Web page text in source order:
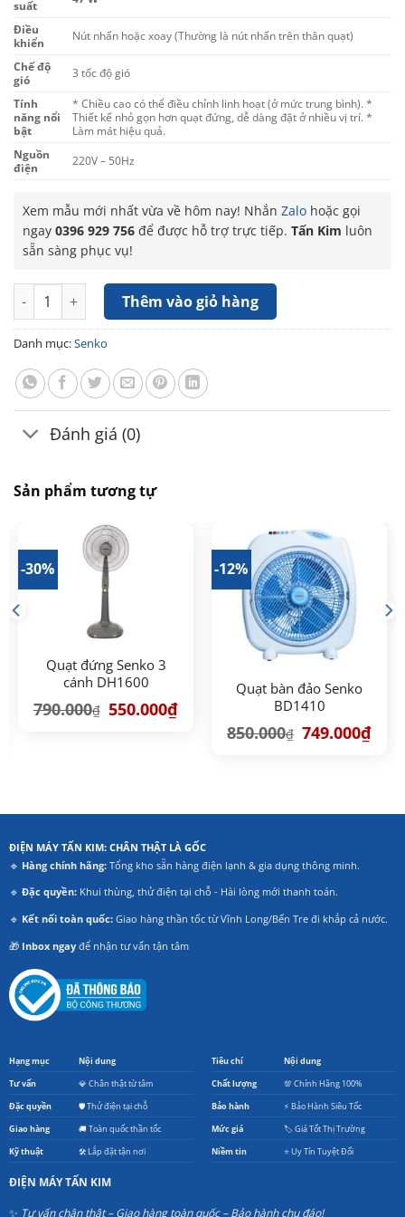
suất
Điều
khiển
Nút nhấn hoặc xoay (Thường là nút nhấn trên thân quạt)
Chế độ
gió
3 tốc độ gió
Tính
năng nổi
bật
* Chiều cao có thể điều chỉnh linh hoạt (ở mức trung bình). *
Thiết kế nhỏ gọn hơn quạt đứng, dễ dàng đặt ở nhiều vị trí. *
Làm mát hiệu quả.
Nguồn
điện
220V – 50Hz
Xem mẫu mới nhất vừa về hôm nay! Nhắn Zalo hoặc gọi
ngay 0396 929 756 để được hỗ trợ trực tiếp. Tấn Kim luôn
sẵn sàng phục vụ!
Quạt lửng Senko 3 cánh L1638 số lượng
Thêm vào giỏ hàng
Danh mục:Senko
Đánh giá (0)
Sản phẩm tương tự
-30%
Quạt đứng Senko 3
cánh DH1600
790.000₫ Giá
gốc
550.000₫Giá
-12%
Quạt bàn đảo Senko
BD1410
850.000₫ Giá
gốc
749.000₫Giá
ĐIỆN MÁY TẤN KIM: CHÂN THẬT LÀ GỐC
🔹 Hàng chính hãng:Tổng kho sẵn hàng điện lạnh & gia dụng thông minh.
🔹 Đặc quyền:Khui thùng, thử điện tại chỗ - Hài lòng mới thanh toán.
🔹 Kết nối toàn quốc:Giao hàng thần tốc từ Vĩnh Long/Bến Tre đi khắp cả nước.
🎁 Inbox ngayđể nhận tư vấn tận tâm
Hạng mục Nội dung
Tư vấn 💎 Chân thật từ tâm
Đặc quyền 🛡️ Thử điện tại chỗ
Giao hàng 🚚 Toàn quốc thần tốc
Kỹ thuật 🛠️ Lắp đặt tận nơi
Tiêu chí Nội dung
Chất lượng 💯 Chính Hãng 100%
Bảo hành ⚡ Bảo Hành Siêu Tốc
Mức giá 🏷️ Giá Tốt Thị Trường
Niềm tin ⭐ Uy Tín Tuyệt Đối
ĐIỆN MÁY TẤN KIM
✨ Tư vấn chân thật – Giao hàng toàn quốc – Bảo hành chu đáo!